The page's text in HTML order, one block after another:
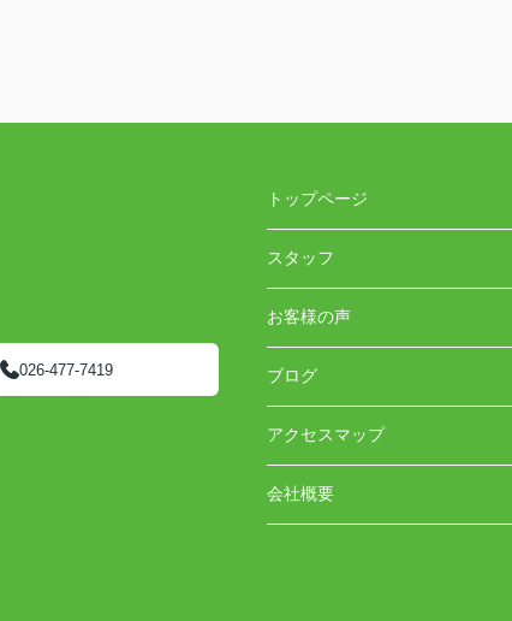
026-477-7419
トップページ
スタッフ
お客様の声
ブログ
アクセスマップ
会社概要